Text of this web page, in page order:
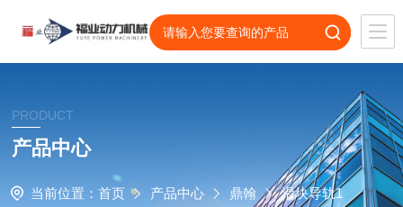
PRODUCT
产品中心
当前位置： 首页 产品中心 鼎翰
滑块导轨1